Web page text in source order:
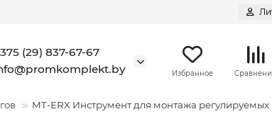
(29) 837-67-67
Избранное
MT-ERX Инструмент для монтажа регулируемых